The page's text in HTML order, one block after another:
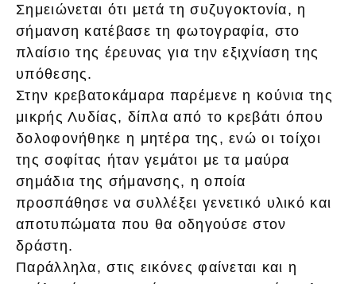
Σημειώνεται ότι μετά τη συζυγοκτονία, η
σήμανση κατέβασε τη φωτογραφία, στο
πλαίσιο της έρευνας για την εξιχνίαση της
υπόθεσης.
Στην κρεβατοκάμαρα παρέμενε η κούνια της
μικρής Λυδίας, δίπλα από το κρεβάτι όπου
δολοφονήθηκε η μητέρα της, ενώ οι τοίχοι
της σοφίτας ήταν γεμάτοι με τα μαύρα
σημάδια της σήμανσης, η οποία
προσπάθησε να συλλέξει γενετικό υλικό και
αποτυπώματα που θα οδηγούσε στον
δράστη.
Παράλληλα, στις εικόνες φαίνεται και η